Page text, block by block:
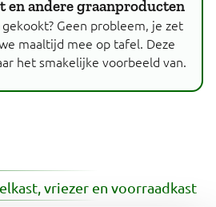
en andere graanproducten
Geen probleem, je zet
maaltijd mee op tafel. Deze
het smakelijke voorbeeld van.
vriezer en voorraadkast